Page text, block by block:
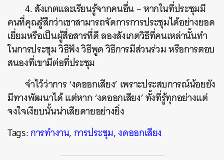
4. สังเกตและเรียนรู้จากคนอื่น – หากในที่ประชุมมี
คนที่คุณรู้สึกว่าเขาสามารถจัดการการประชุมได้อย่างยอด
เยี่ยมหรือเป็นผู้สื่อสารที่ดี ลองสังเกตวิธีที่คนเหล่านั้นทำ
ในการประชุม วิธีฟัง วิธีพูด วิธีการมีส่วนร่วม หรือการตอบ
สนองที่เขามีต่อที่ประชุม
จำไว้ว่าการ ‘งดออกเสียง’ เพราะประสบการณ์น้อยยัง
มีทางพัฒนาได้ แต่หาก ‘งดออกเสียง’ ทั้งที่รู้ทุกอย่างแต่
จงใจเงียบนั้นน่าเสียดายอย่างยิ่ง
Tags:การทำงาน,การประชุม,งดออกเสียง